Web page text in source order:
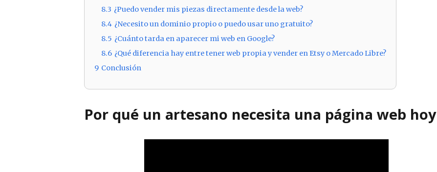
8.3 ¿Puedo vender mis piezas directamente desde la web?
8.4 ¿Necesito un dominio propio o puedo usar uno gratuito?
8.5 ¿Cuánto tarda en aparecer mi web en Google?
8.6 ¿Qué diferencia hay entre tener web propia y vender en Etsy o Mercado Libre?
9 Conclusión
Por qué un artesano necesita una página web hoy